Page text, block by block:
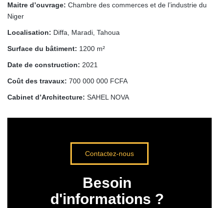
Maitre d’ouvrage: Chambre des commerces et de l’industrie du
Niger
Localisation: Diffa, Maradi, Tahoua
Surface du bâtiment: 1200 m²
Date de construction: 2021
Coût des travaux: 700 000 000 FCFA
Cabinet d’Architecture: SAHEL NOVA
Contactez-nous
Besoin
d'informations ?